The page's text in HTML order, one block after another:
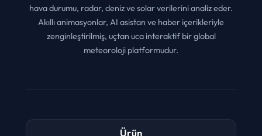
Yapay zeka ve yüksek kodlama teknolojisi mimarisiyle
hava durumu, radar, deniz ve solar verilerini analiz eder.
Akıllı animasyonlar, AI asistan ve haber içerikleriyle
zenginleştirilmiş, uçtan uca interaktif bir global